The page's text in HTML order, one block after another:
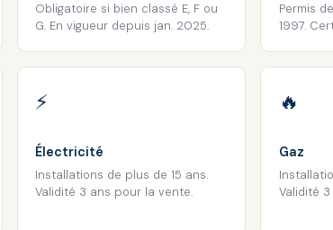
Obligatoire si bien classé E, F ou
G. En vigueur depuis jan. 2025.
Permis
1997.
⚡
Électricité
Installations de plus de 15 ans.
Validité 3 ans pour la vente.
🔥
Gaz
Validité